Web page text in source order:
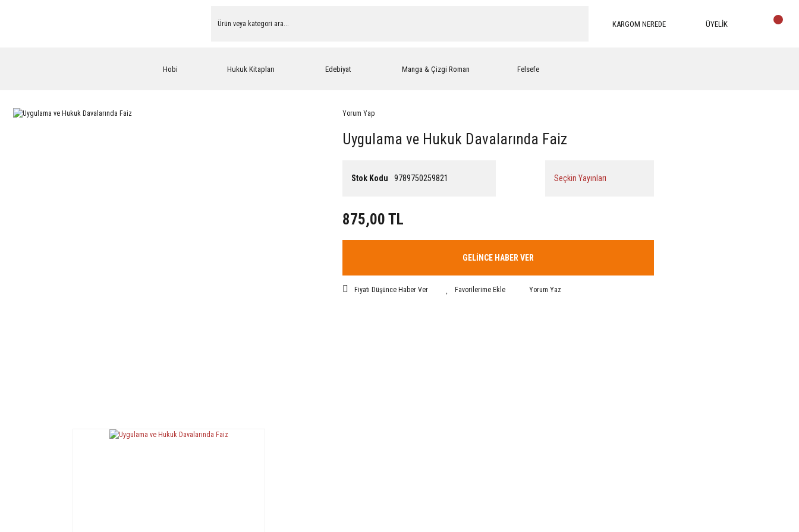
KARGOM NEREDE ÜYELİK
Hobi Hukuk Kitapları Edebiyat Manga & Çizgi Roman Felsefe
Yorum Yap
Uygulama ve Hukuk Davalarında Faiz
Stok Kodu 9789750259821 Seçkin Yayınları
875,00 TL
GELİNCE HABER VER
Fiyatı Düşünce Haber Ver Yorum Yaz